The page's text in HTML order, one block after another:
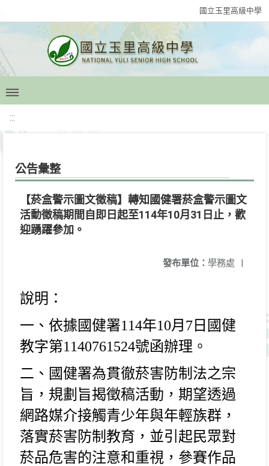
國立玉里高級中學
:::
公告彙整
【菸盒警示圖文徵稿】轉知國健署菸盒警示圖文
活動徵稿期間自即日起至114年10月31日止，歡
迎踴躍參加。
發布單位： 學務處 |
說明：
一、依據國健署114年10月 7 日國健
教字第1140761524號函辦理。
二、國健署為貫徹菸害防制法之宗
旨，規劃旨揭徵稿活動，期望透過
網路媒介接觸青少年與年輕族群，
落實菸害防制教育，並引起民眾對
菸品危害的注意和重視，參賽作品